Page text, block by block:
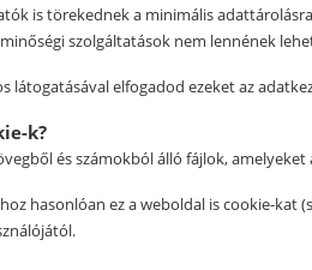
is törekednek a minimális
szolgáltatások nem lennének
látogatásával elfogadod ezeket az
k?
és számokból álló fájlok,
hasonlóan ez a weboldal is cookie-kat